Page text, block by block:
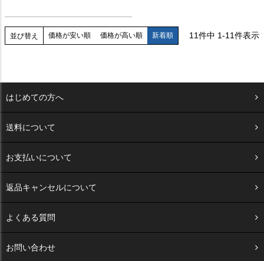
並び替え 価格が安い順 価格が高い順 新着順 11件中 1-11件表示
はじめての方へ
送料について
お支払いについて
返品キャンセルについて
よくある質問
お問い合わせ